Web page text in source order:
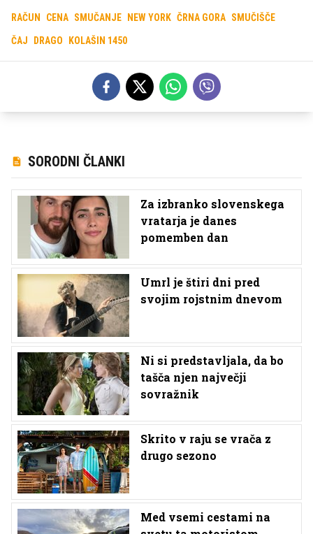
RAČUN CENA SMUČANJE NEW YORK ČRNA GORA SMUČIŠČE
ČAJ DRAGO KOLAŠIN 1450
SORODNI ČLANKI
Za izbranko slovenskega
vratarja je danes
pomemben dan
Umrl je štiri dni pred
svojim rojstnim dnevom
Ni si predstavljala, da bo
tašča njen največji
sovražnik
Skrito v raju se vrača z
drugo sezono
Med vsemi cestami na